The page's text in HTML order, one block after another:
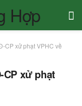
CP xử phạt VPHC về
CP xử phạt